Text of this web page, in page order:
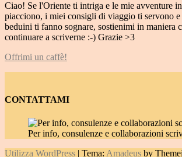
Ciao! Se l'Oriente ti intriga e le mie avventure
piacciono, i miei consigli di viaggio ti servono
beduini ti fanno sognare, sostienimi in maniera
continuare a scriverne :-) Grazie >3
Offrimi un caffè!
CONTATTAMI
Per info, consulenze e collaborazioni
Utilizza WordPress | Tema: Amadeus by